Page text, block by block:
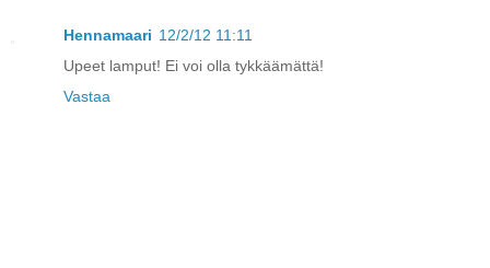
Hennamaari 12/2/12 11:11
Upeet lamput! Ei voi olla tykkäämättä!
Vastaa